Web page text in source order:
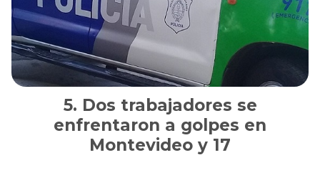
Dos trabajadores se
enfrentaron a golpes en
Montevideo y 17